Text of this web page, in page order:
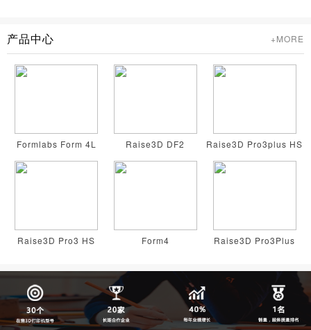
产品中心 +MORE
Formlabs Form 4L Raise3D DF2 Raise3D Pro3plus HS
Raise3D Pro3 HS Form4 Raise3D Pro3Plus